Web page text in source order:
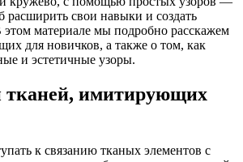
расширить свои навыки и создать
этом материале мы подробно расскажем
для новичков, а также о том, как
и эстетичные узоры.
тканей, имитирующих
к связанию тканых элементов с